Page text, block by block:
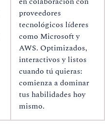
proveedores
tecnológicos líderes
como Microsoft y
AWS. Optimizados,
interactivos y listos
cuando tú quieras:
comienza a dominar
tus habilidades hoy
mismo.